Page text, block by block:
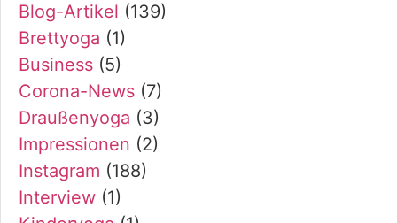
Blog-Artikel (139)
Brettyoga (1)
Business (5)
Corona-News (7)
Draußenyoga (3)
Impressionen (2)
Instagram (188)
Interview (1)